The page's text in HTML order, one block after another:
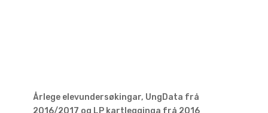
Årlege elevundersøkingar, UngData frå
2016/2017 og LP kartlegginga frå 2016